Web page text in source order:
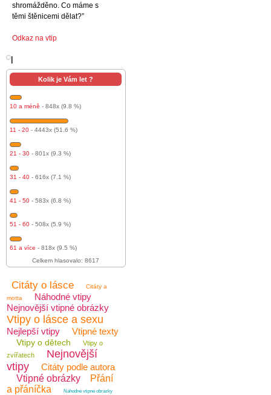
shromážděno. Co máme s
těmi štěnicemi dělat?”
Odkaz na vtip
Kolik je Vám let ?
10 a méně - 848x (9.8 %)
11 - 20 - 4443x (51.6 %)
21 - 30 - 801x (9.3 %)
31 - 40 - 616x (7.1 %)
41 - 50 - 583x (6.8 %)
51 - 60 - 508x (5.9 %)
61 a více - 818x (9.5 %)
Celkem hlasovalo: 8617
Citáty o lásce
Citáty a
motta
Náhodné vtipy
Nejnovější vtipné obrázky
Vtipy o lásce a sexu
Nejlepší vtipy Vtipné texty
Vtipy o dětech
Vtipy o
zvířatech
Nejnovější
vtipy
Citáty podle autora
Vtipné obrázky
Přání
a přáníčka
Náhodné vtipné obrázky